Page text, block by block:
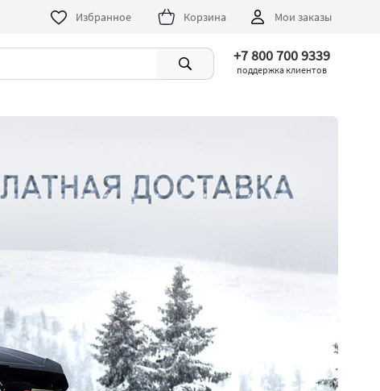
Избранное Корзина Мои заказы
+7 800 700 9339
поддержка клиентов